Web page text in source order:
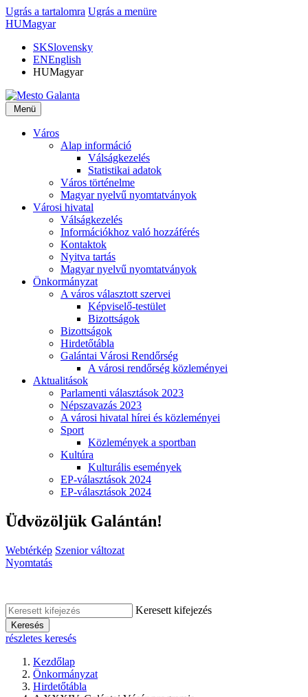
Ugrás a tartalomra Ugrás a menüre
HUMagyar
SKSlovensky
ENEnglish
HUMagyar
Menü
Város
Alap információ
Válságkezelés
Statistikai adatok
Város történelme
Magyar nyelvű nyomtatványok
Városi hivatal
Válságkezelés
Információkhoz való hozzáférés
Kontaktok
Nyitva tartás
Magyar nyelvű nyomtatványok
Önkormányzat
A város választott szervei
Képviselő-testület
Bizottságok
Bizottságok
Hirdetőtábla
Galántai Városi Rendőrség
A városi rendőrség közleményei
Aktualitások
Parlamenti választások 2023
Népszavazás 2023
A városi hivatal hírei és közleményei
Sport
Közlemények a sportban
Kultúra
Kulturális események
EP-választások 2024
EP-választások 2024
Üdvözöljük Galántán!
Webtérkép Szenior változat
Nyomtatás
Keresett kifejezés
Keresés
részletes keresés
Kezdőlap
Önkormányzat
Hirdetőtábla